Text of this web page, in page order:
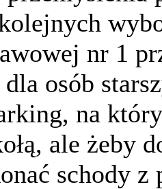
nr 1
osób
na
ale żeby
schody